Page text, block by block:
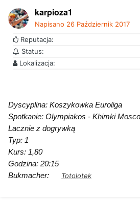
karpioza1
Napisano 26 Październik 2017
Reputacja:
Status:
Lokalizacja:
Dyscyplina: Koszykowka Euroliga
Spotkanie: Olympiakos - Khimki
Lacznie z dogrywką
Typ: 1
Kurs: 1,80
Godzina: 20:15
Bukmacher:
Totolotek